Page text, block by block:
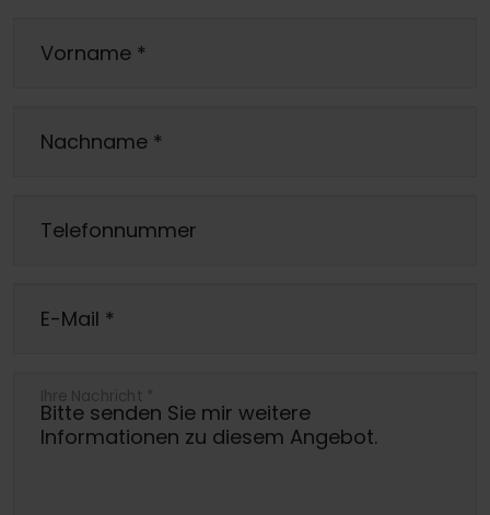
Vorname *
Nachname *
Telefonnummer
E-Mail *
Ihre Nachricht *